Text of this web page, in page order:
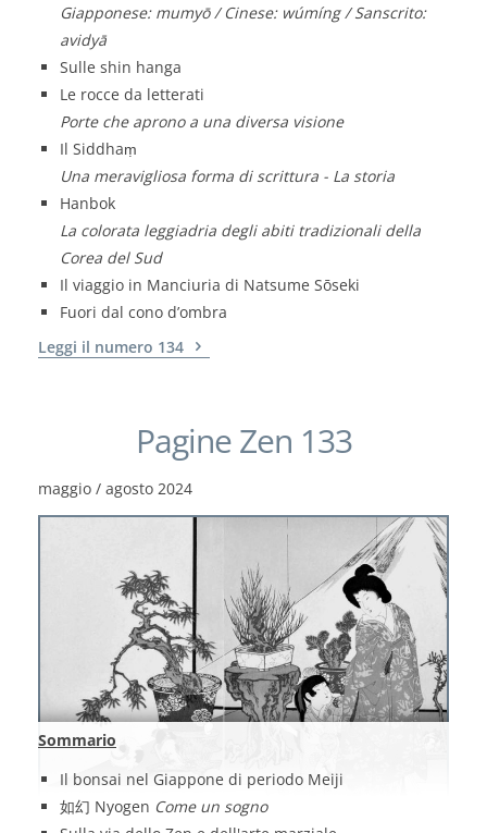
Giapponese: mumyō / Cinese: wúmíng / Sanscrito:
avidyā
Sulle shin hanga
Le rocce da letterati
Porte che aprono a una diversa visione
Il Siddhaṃ
Una meravigliosa forma di scrittura - La storia
Hanbok
La colorata leggiadria degli abiti tradizionali della
Corea del Sud
Il viaggio in Manciuria di Natsume Sōseki
Fuori dal cono d’ombra
Leggi il numero 134
Pagine Zen 133
maggio / agosto 2024
Sommario
Il bonsai nel Giappone di periodo Meiji
如幻 Nyogen Come un sogno